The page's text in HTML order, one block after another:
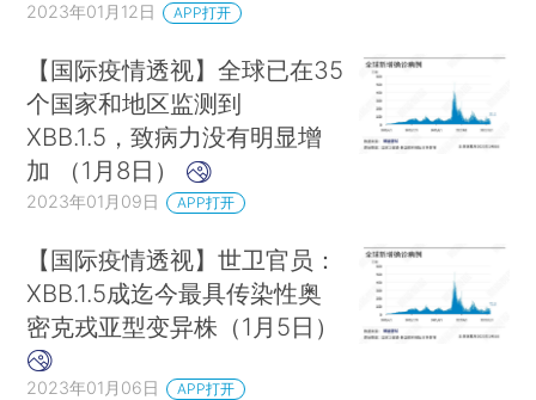
2023年01月12日 APP打开
【国际疫情透视】全球已在35
个国家和地区监测到
XBB.1.5，致病力没有明显增
加 （1月8日）
2023年01月09日 APP打开
【国际疫情透视】世卫官员：
XBB.1.5成迄今最具传染性奥
密克戎亚型变异株（1月5日）
2023年01月06日 APP打开